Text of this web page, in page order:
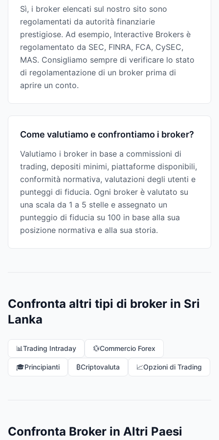
Sì, i broker elencati sul nostro sito sono
regolamentati da autorità finanziarie
prestigiose. Ad esempio, Interactive Brokers è
regolamentato da SEC, FINRA, FCA, CySEC,
MAS. Consigliamo sempre di verificare lo stato
di regolamentazione di un broker prima di
aprire un conto.
Come valutiamo e confrontiamo i broker?
Valutiamo i broker in base a commissioni di
trading, depositi minimi, piattaforme disponibili,
conformità normativa, valutazioni degli utenti e
punteggi di fiducia. Ogni broker è valutato su
una scala da 1 a 5 stelle e assegnato un
punteggio di fiducia su 100 in base alla sua
posizione normativa e alla sua storia.
Confronta altri tipi di broker in Sri
Lanka
📊Trading Intraday 💱Commercio Forex
🎓Principianti ₿Criptovaluta 📈Opzioni di Trading
Confronta Broker in Altri Paesi